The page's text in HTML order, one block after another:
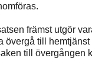
främst utgör
till
till övergången